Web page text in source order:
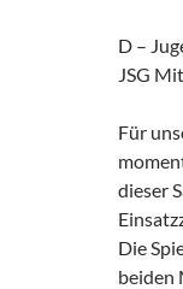
D –
JSG
Für
dieser
Die
beiden